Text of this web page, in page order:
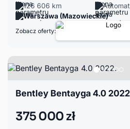
126 606 km
Warszawa (Mazowieckie)
Zobacz oferty:
Bentley Bentayga 4.0
375 000 zł